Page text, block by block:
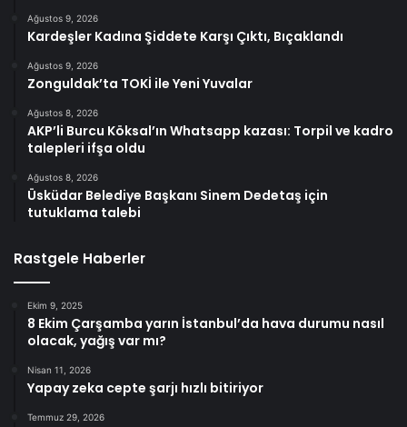
Ağustos 9, 2026
Kardeşler Kadına Şiddete Karşı Çıktı, Bıçaklandı
Ağustos 9, 2026
Zonguldak’ta TOKİ ile Yeni Yuvalar
Ağustos 8, 2026
AKP’li Burcu Köksal’ın Whatsapp kazası: Torpil ve kadro
talepleri ifşa oldu
Ağustos 8, 2026
Üsküdar Belediye Başkanı Sinem Dedetaş için
tutuklama talebi
Rastgele Haberler
Ekim 9, 2025
8 Ekim Çarşamba yarın İstanbul’da hava durumu nasıl
olacak, yağış var mı?
Nisan 11, 2026
Yapay zeka cepte şarjı hızlı bitiriyor
Temmuz 29, 2026